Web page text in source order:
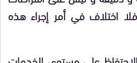
اختلاف في أمر إجراء هذه